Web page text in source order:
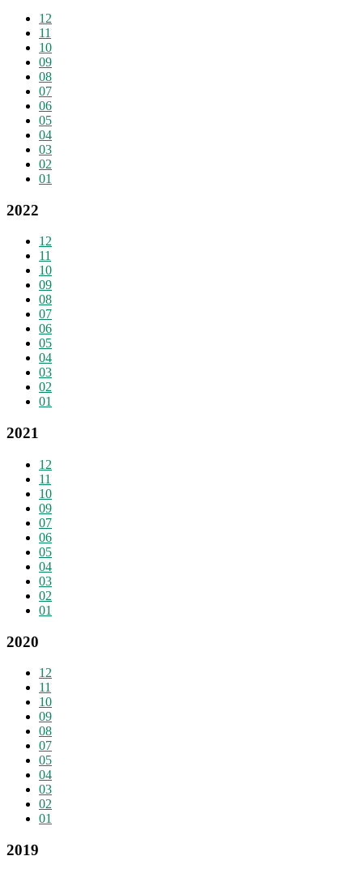
12
11
10
09
08
07
06
05
04
03
02
01
2022
12
11
10
09
08
07
06
05
04
03
02
01
2021
12
11
10
09
07
06
05
04
03
02
01
2020
12
11
10
09
08
07
05
04
03
02
01
2019